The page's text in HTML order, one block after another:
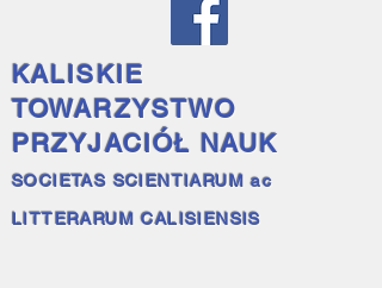
KALISKIE
TOWARZYSTWO
PRZYJACIÓŁ NAUK
SOCIETAS SCIENTIARUM ac
LITTERARUM CALISIENSIS